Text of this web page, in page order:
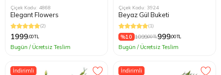
Çiçek Kodu: 4868
Elegant Flowers
(2)
1999,00 TL
Bugün / Ücretsiz Teslim
Çiçek Kodu: 3924
Beyaz Gül Buketi
(1)
%10 1099,00 TL999,00 TL
Bugün / Ücretsiz Teslim
İndirimli İndirimli